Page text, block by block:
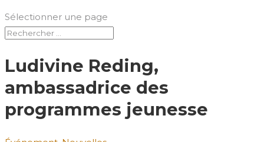
Sélectionner une page
Ludivine Reding,
ambassadrice des
programmes jeunesse